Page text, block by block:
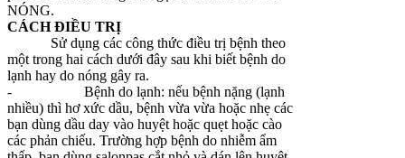
NÓNG.
CÁCH ĐIỀU TRỊ
Sử dụng các công thức điều trị bệnh theo
một trong hai cách dưới đây sau khi biết bệnh do
lạnh hay do nóng gây ra.
-
Bệnh do lạnh: nếu bệnh nặng (lạnh
nhiều) thì hơ xức dầu, bệnh vừa vừa hoặc nhẹ các
bạn dùng dầu day vào huyệt hoặc quẹt hoặc cào
các phản chiếu. Trường hợp bệnh do nhiễm ẩm